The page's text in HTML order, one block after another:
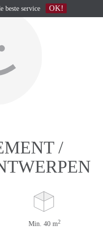
/
Min. 40 m2
beste service OK!